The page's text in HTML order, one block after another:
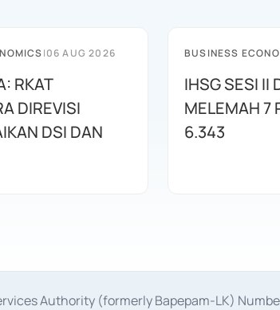
|06 AUG 2026
RKAT
DIREVISI
DSI DAN
BUSINESS
IHSG SESI II
MELEMAH 7
6.343
Authority (formerly Bapepam-LK)